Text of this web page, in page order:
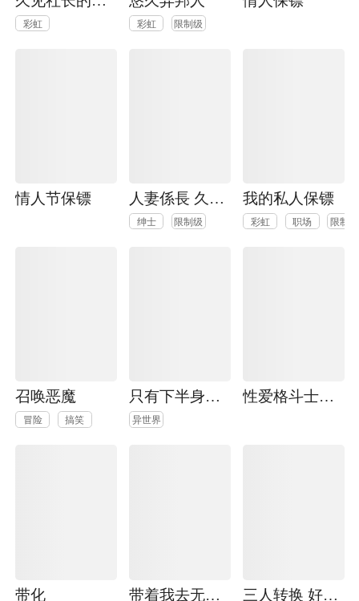
彩虹 彩虹 限制级
情人节保镖 人妻係長 久美子
绅士 限制级
我的私人保镖
彩虹 职场 限制级
召唤恶魔
冒险 搞笑
只有下半身转生到异世界
异世界
性爱格斗士精子郎
带化 带着我去无人岛 三人转换 好久不见